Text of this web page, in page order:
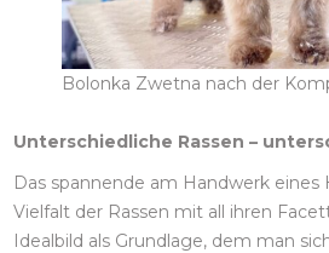
Bolonka Zwetna nach der
Unterschiedliche Rassen –
Das spannende am Handwerk eines
Vielfalt der Rassen mit all ihren
Idealbild als Grundlage, dem man